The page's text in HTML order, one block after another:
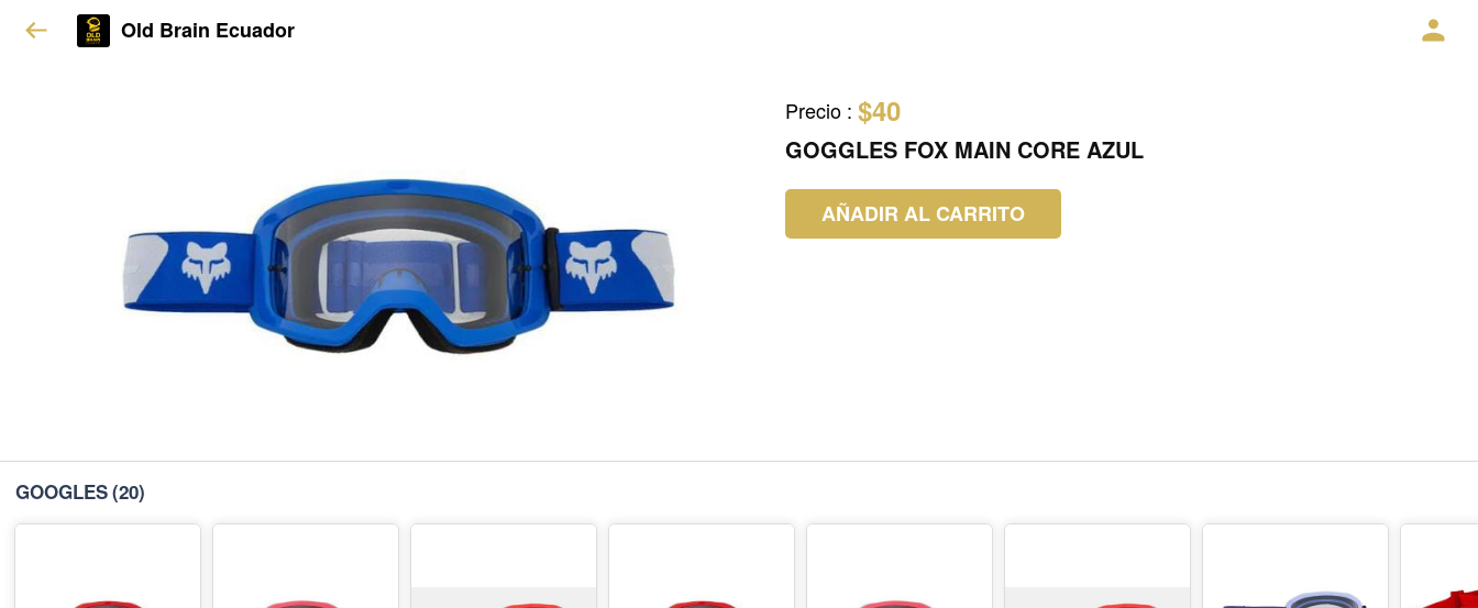
Old Brain Ecuador
Precio : $40
GOGGLES FOX MAIN CORE AZUL
AÑADIR AL CARRITO
GOOGLES(20)